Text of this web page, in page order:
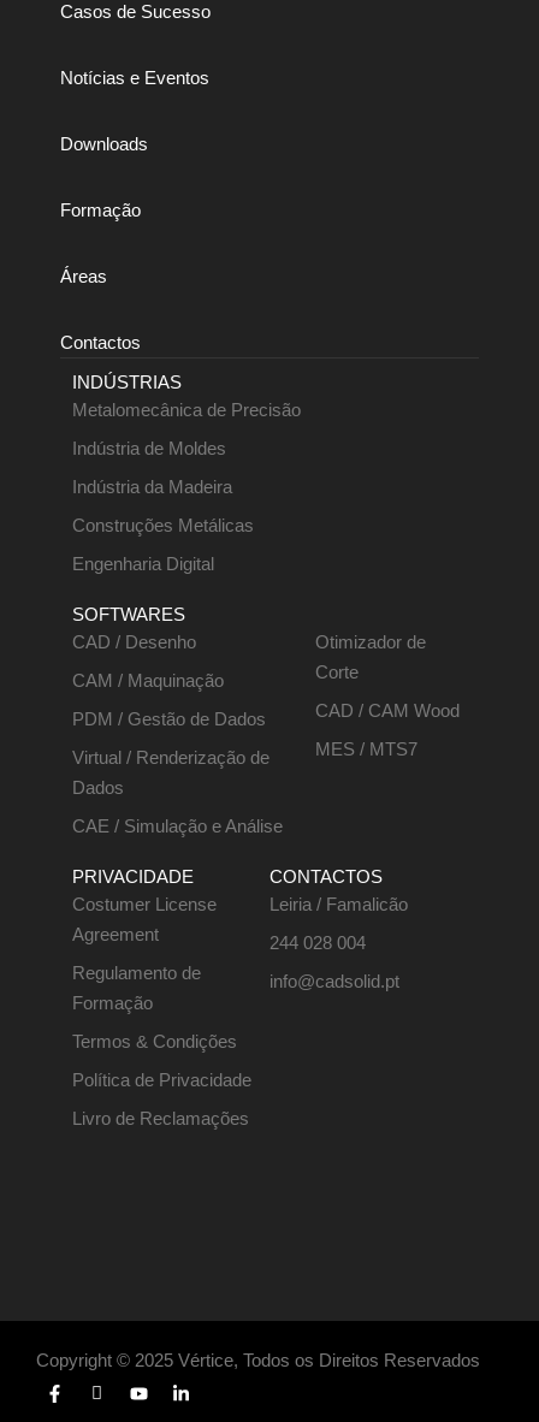
Casos de Sucesso
Notícias e Eventos
Downloads
Formação
Áreas
Contactos
INDÚSTRIAS
Metalomecânica de Precisão
Indústria de Moldes
Indústria da Madeira
Construções Metálicas
Engenharia Digital
SOFTWARES
CAD / Desenho
CAM / Maquinação
PDM / Gestão de Dados
Virtual / Renderização de
Dados
CAE / Simulação e Análise
Otimizador de
Corte
CAD / CAM Wood
MES / MTS7
PRIVACIDADE
Costumer License
Agreement
Regulamento de
Formação
Termos & Condições
Política de Privacidade
Livro de Reclamações
CONTACTOS
Leiria / Famalicão
244 028 004
info@cadsolid.pt
Copyright © 2025 Vértice, Todos os Direitos Reservados